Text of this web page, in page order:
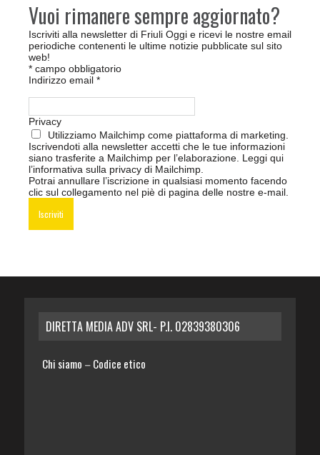
Vuoi rimanere sempre aggiornato?
Iscriviti alla newsletter di Friuli Oggi e ricevi le nostre email
periodiche contenenti le ultime notizie pubblicate sul sito
web!
* campo obbligatorio
Indirizzo email *
Privacy
Utilizziamo Mailchimp come piattaforma di marketing.
Iscrivendoti alla newsletter accetti che le tue informazioni
siano trasferite a Mailchimp per l’elaborazione. Leggi qui
l’informativa sulla privacy di Mailchimp
Potrai annullare l’iscrizione in qualsiasi momento facendo
clic sul collegamento nel piè di pagina delle nostre e-mail.
DIRETTA MEDIA ADV SRL- P.I. 02839380306
Chi siamo – Codice etico